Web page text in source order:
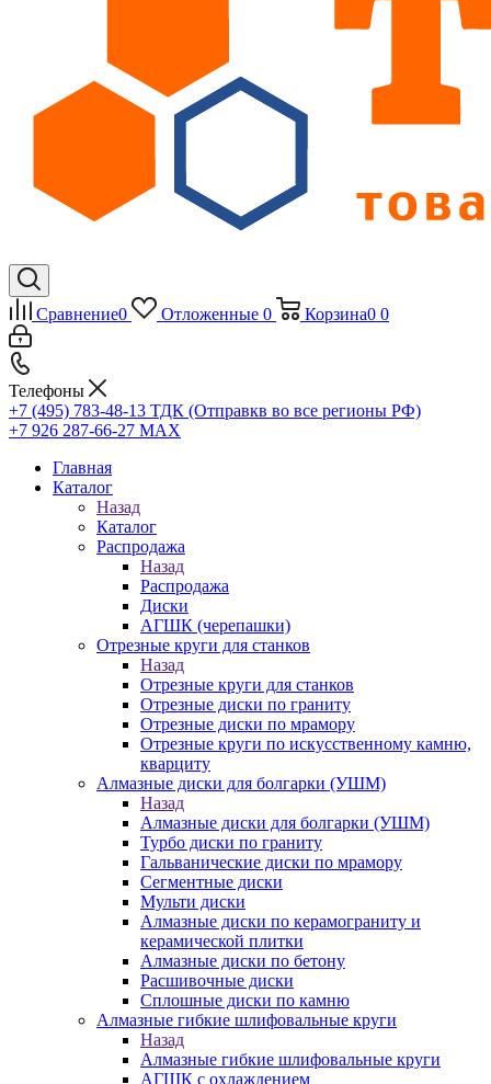
Сравнение0 Отложенные 0 Корзина0 0
Телефоны
+7 (495) 783-48-13 ТДК (Отправкв во все регионы РФ)
+7 926 287-66-27 МАХ
Главная
Каталог
Назад
Каталог
Распродажа
Назад
Распродажа
Диски
АГШК (черепашки)
Отрезные круги для станков
Назад
Отрезные круги для станков
Отрезные диски по граниту
Отрезные диски по мрамору
Отрезные круги по искусственному камню,
кварциту
Алмазные диски для болгарки (УШМ)
Назад
Алмазные диски для болгарки (УШМ)
Турбо диски по граниту
Гальванические диски по мрамору
Сегментные диски
Мульти диски
Алмазные диски по керамограниту и
керамической плитки
Алмазные диски по бетону
Расшивочные диски
Сплошные диски по камню
Алмазные гибкие шлифовальные круги
Назад
Алмазные гибкие шлифовальные круги
АГШК с охлаждением